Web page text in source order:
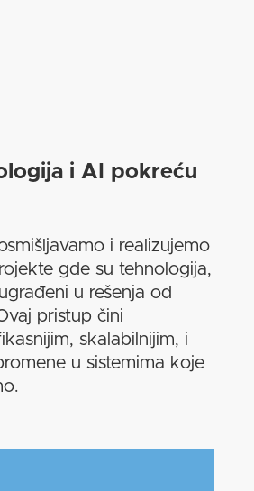
i AI pokreću
i realizujemo
gde su tehnologija,
u rešenja od
pristup čini
skalabilnijim, i
u sistemima koje